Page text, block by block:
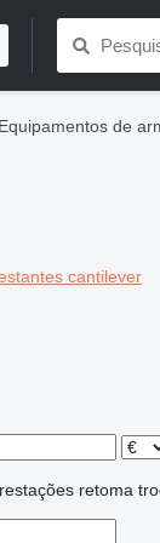
Equipamentos de
cantilever
retoma